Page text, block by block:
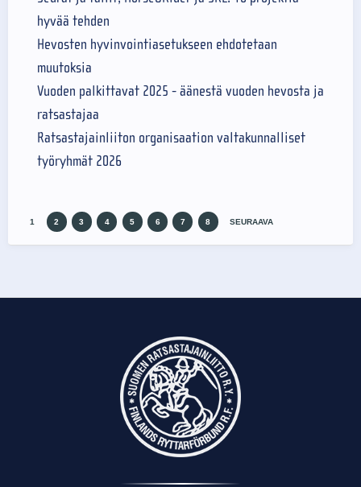
hyvää tehden
Hevosten hyvinvointiasetukseen ehdotetaan
muutoksia
Vuoden palkittavat 2025 - äänestä vuoden hevosta ja
ratsastajaa
Ratsastajainliiton organisaation valtakunnalliset
työryhmät 2026
1 2 3 4 5 6 7 8 SEURAAVA